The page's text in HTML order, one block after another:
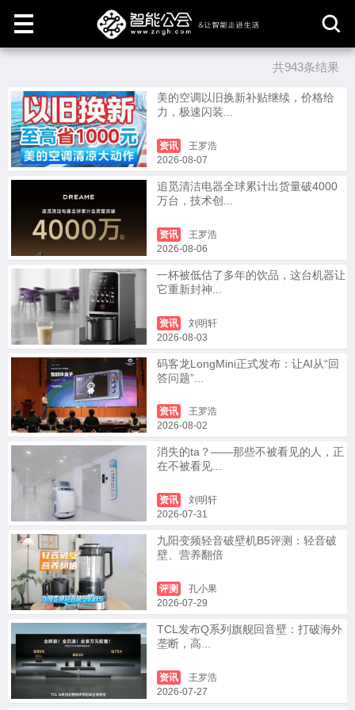
共943条结果
美的空调以旧换新补贴继续，价格给
力，极速闪装...
资讯
王罗浩
2026-08-07
追觅清洁电器全球累计出货量破4000
万台，技术创...
资讯
王罗浩
2026-08-06
一杯被低估了多年的饮品，这台机器让
它重新封神...
资讯
刘明轩
2026-08-03
码客龙LongMini正式发布：让AI从“回
答问题”...
资讯
王罗浩
2026-08-02
消失的ta？——那些不被看见的人，正
在不被看见...
资讯
刘明轩
2026-07-31
九阳变频轻音破壁机B5评测：轻音破
壁、营养翻倍
评测
孔小果
2026-07-29
TCL发布Q系列旗舰回音壁：打破海外
垄断，高...
资讯
王罗浩
2026-07-27